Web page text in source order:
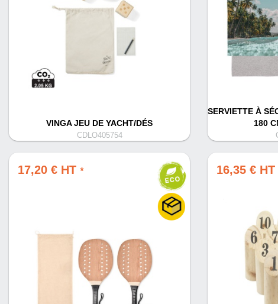
VINGA JEU DE YACHT/DÉS
CDLO405754
SERVIETTE À
180
17,20 € HT * 16,35 € HT